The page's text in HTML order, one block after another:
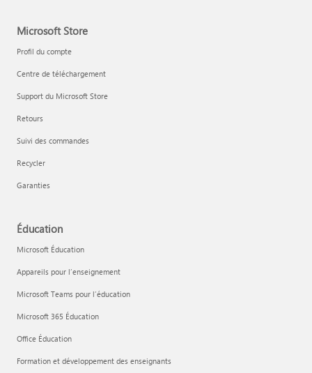
Microsoft Store
Profil du compte
Centre de téléchargement
Support du Microsoft Store
Retours
Suivi des commandes
Recycler
Garanties
Éducation
Microsoft Éducation
Appareils pour l’enseignement
Microsoft Teams pour l’éducation
Microsoft 365 Éducation
Office Éducation
Formation et développement des enseignants